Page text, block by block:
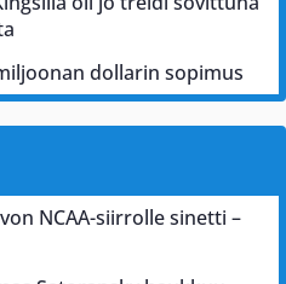
dollarin sopimus
NCAA-siirrolle sinetti –